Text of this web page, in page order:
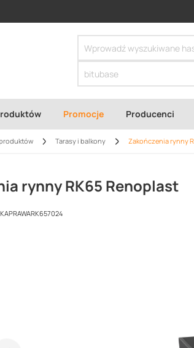
Promocje Producenci
Tarasy i balkony Zakończenia rynny
rynny RK65 Renoplast